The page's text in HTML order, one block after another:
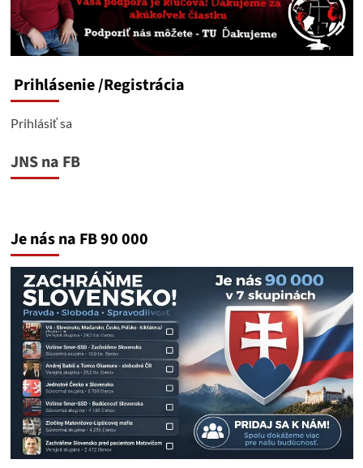
Prihlásenie/Registrácia
Prihlásiť sa
JNS na FB
Je nás na FB 90 000